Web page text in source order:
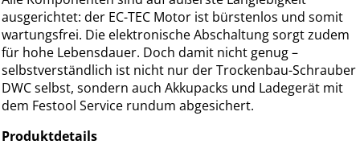
ausgerichtet: der EC-TEC Motor ist bürstenlos und somit
wartungsfrei. Die elektronische Abschaltung sorgt zudem
für hohe Lebensdauer. Doch damit nicht genug –
selbstverständlich ist nicht nur der Trockenbau-Schrauber
DWC selbst, sondern auch Akkupacks und Ladegerät mit
dem Festool Service rundum abgesichert.
Produktdetails